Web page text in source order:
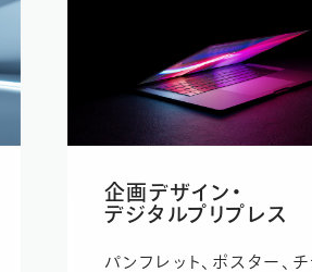
企画デザイン ・
デジタルプリプレス
パンフレット、ポスター、